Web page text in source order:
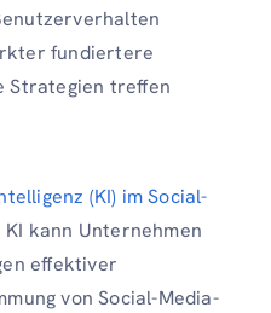
fundiertere
Strategien treffen
(KI) im Social-
KI kann Unternehmen
effektiver
von Social-Media-